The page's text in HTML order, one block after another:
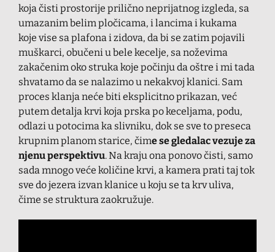
koja čisti prostorije prilično neprijatnog izgleda, sa
umazanim belim pločicama, i lancima i kukama
koje vise sa plafona i zidova, da bi se zatim pojavili
muškarci, obučeni u bele kecelje, sa noževima
zakačenim oko struka koje počinju da oštre i mi tada
shvatamo da se nalazimo u nekakvoj klanici. Sam
proces klanja neće biti eksplicitno prikazan, već
putem detalja krvi koja prska po keceljama, podu,
odlazi u potocima ka slivniku, dok se sve to preseca
krupnim planom starice, čime se gledalac vezuje za
njenu perspektivu. Na kraju ona ponovo čisti, samo
sada mnogo veće količine krvi, a kamera prati taj tok
sve do jezera izvan klanice u koju se ta krv uliva,
čime se struktura zaokružuje.